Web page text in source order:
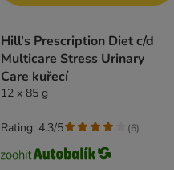
Hill's Prescription Diet c/d
Multicare Stress Urinary
Care kuřecí
12 x 85 g
Rating: 4.3/5 (6)